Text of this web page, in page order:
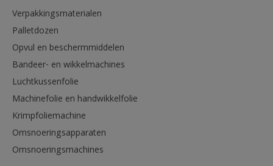
Verpakkingsmaterialen
Palletdozen
Opvul en beschermmiddelen
Bandeer- en wikkelmachines
Luchtkussenfolie
Machinefolie en handwikkelfolie
Krimpfoliemachine
Omsnoeringsapparaten
Omsnoeringsmachines